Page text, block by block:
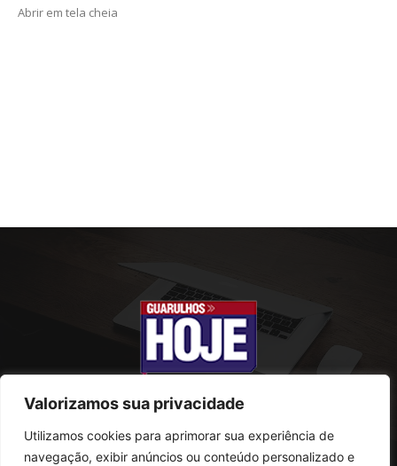
Valorizamos sua privacidade
Utilizamos cookies para aprimorar sua experiência de
navegação, exibir anúncios ou conteúdo personalizado e
Abrir em tela cheia
SOBRE NÓS